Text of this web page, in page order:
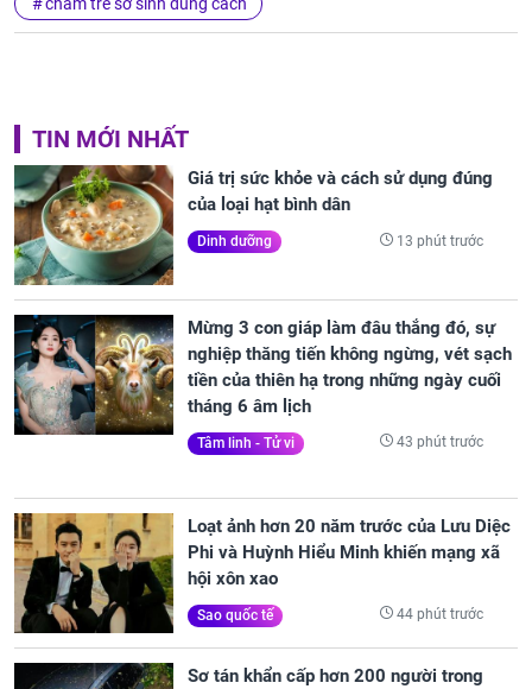
TIN MỚI NHẤT
Giá trị sức khỏe và cách sử dụng đúng
của loại hạt bình dân
Dinh dưỡng 13 phút trước
Mừng 3 con giáp làm đâu thắng đó, sự
nghiệp thăng tiến không ngừng, vét sạch
tiền của thiên hạ trong những ngày cuối
tháng 6 âm lịch
Tâm linh - Tử vi 43 phút trước
Loạt ảnh hơn 20 năm trước của Lưu Diệc
Phi và Huỳnh Hiểu Minh khiến mạng xã
hội xôn xao
Sao quốc tế 44 phút trước
Sơ tán khẩn cấp hơn 200 người trong